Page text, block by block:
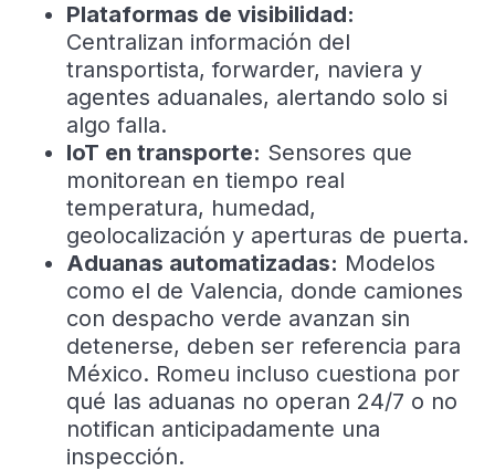
Plataformas de visibilidad:
Centralizan información del
transportista, forwarder, naviera y
agentes aduanales, alertando solo si
algo falla.
IoT en transporte: Sensores que
monitorean en tiempo real
temperatura, humedad,
geolocalización y aperturas de puerta.
Aduanas automatizadas: Modelos
como el de Valencia, donde camiones
con despacho verde avanzan sin
detenerse, deben ser referencia para
México. Romeu incluso cuestiona por
qué las aduanas no operan 24/7 o no
notifican anticipadamente una
inspección.